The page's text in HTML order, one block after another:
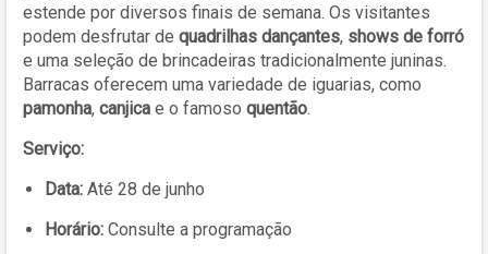
estende por diversos finais de semana. Os visitantes
podem desfrutar de quadrilhas dançantes, shows de forró
e uma seleção de brincadeiras tradicionalmente juninas.
Barracas oferecem uma variedade de iguarias, como
pamonha, canjica e o famoso quentão.
Serviço:
Data: Até 28 de junho
Horário: Consulte a programação